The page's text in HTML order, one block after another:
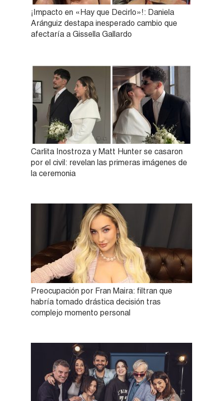
¡Impacto en «Hay que Decirlo»!: Daniela
Aránguiz destapa inesperado cambio que
afectaría a Gissella Gallardo
Carlita Inostroza y Matt Hunter se casaron
por el civil: revelan las primeras imágenes de
la ceremonia
Preocupación por Fran Maira: filtran que
habría tomado drástica decisión tras
complejo momento personal